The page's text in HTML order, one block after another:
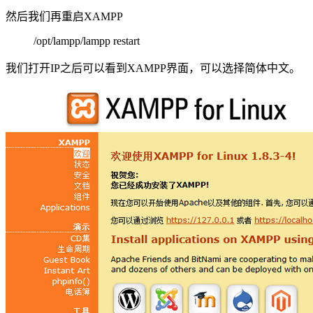
然后我们再重启XAMPP
/opt/lampp/lampp restart
我们打开IP之后可以看到XAMPP界面，可以选择简体中文。